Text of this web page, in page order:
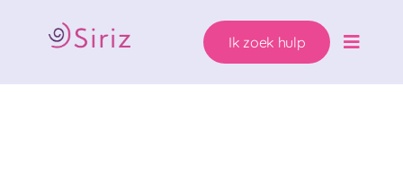
inhoud
Toggle
Ik zoek hulp